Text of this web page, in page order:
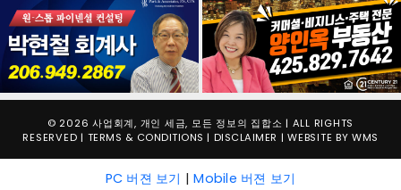
© 2026 사업회계, 개인 세금, 모든 정보의 집합소 | ALL RIGHTS
RESERVED | TERMS & CONDITIONS | DISCLAIMER | WEBSITE BYWMS
PC 버젼 보기 |Mobile 버젼 보기